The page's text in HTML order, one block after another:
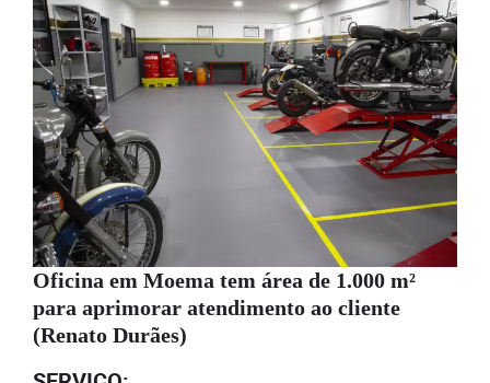
Oficina em Moema tem área de 1.000 m²
para aprimorar atendimento ao cliente
(Renato Durães)